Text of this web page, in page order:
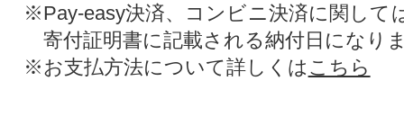
※Pay-easy決済、コンビニ決済に関して
寄付証明書に記載される納付日になり
※お支払方法について詳しくは こちら